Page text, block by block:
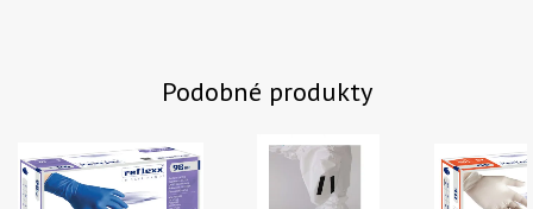
Podobné produkty